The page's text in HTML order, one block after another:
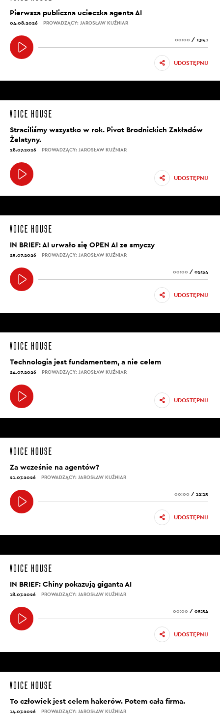
Pierwsza publiczna ucieczka agenta AI
04.08.2026 PROWADZĄCY: JAROSŁAW KUŹNIAR
00:00 / 13:41
UDOSTĘPNIJ
Straciliśmy wszystko w rok. Pivot Brodnickich Zakładów
Żelatyny.
28.07.2026 PROWADZĄCY: JAROSŁAW KUŹNIAR
UDOSTĘPNIJ
IN BRIEF: AI urwało się OPEN AI ze smyczy
25.07.2026 PROWADZĄCY: JAROSŁAW KUŹNIAR
00:00 / 05:54
UDOSTĘPNIJ
Technologia jest fundamentem, a nie celem
24.07.2026 PROWADZĄCY: JAROSŁAW KUŹNIAR
UDOSTĘPNIJ
Za wcześnie na agentów?
21.07.2026 PROWADZĄCY: JAROSŁAW KUŹNIAR
00:00 / 12:15
UDOSTĘPNIJ
IN BRIEF: Chiny pokazują giganta AI
18.07.2026 PROWADZĄCY: JAROSŁAW KUŹNIAR
00:00 / 05:54
UDOSTĘPNIJ
To człowiek jest celem hakerów. Potem cała firma.
14.07.2026 PROWADZĄCY: JAROSŁAW KUŹNIAR